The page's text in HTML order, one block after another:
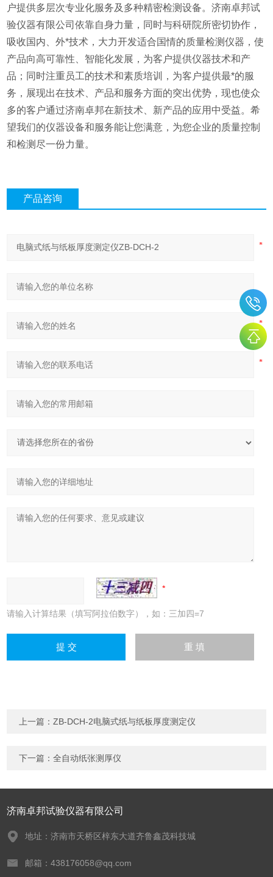
户提供多层次专业化服务及多种精密检测设备。济南卓邦试
验仪器有限公司依靠自身力量，同时与科研院所密切协作，
吸收国内、外*技术，大力开发适合国情的质量检测仪器，使
产品向高可靠性、智能化发展，为客户提供仪器技术和产
品；同时注重员工的技术和素质培训，为客户提供最*的服
务，展现出在技术、产品和服务方面的突出优势，现也使众
多的客户通过济南卓邦在新技术、新产品的应用中受益。希
望我们的仪器设备和服务能让您满意，为您企业的质量控制
和检测尽一份力量。
产品咨询
请输入计算结果（填写阿拉伯数字），如：三加四=7
上一篇：ZB-DCH-2电脑式纸与纸板厚度测定仪
下一篇：全自动纸张测厚仪
济南卓邦试验仪器有限公司
地址：济南市天桥区梓东大道齐鲁鑫茂科技城
邮箱：438176058@qq.com